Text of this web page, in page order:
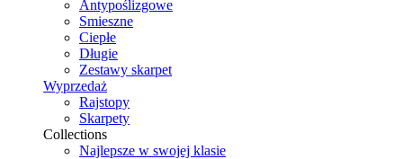
Antypoślizgowe
Smieszne
Ciepłe
Długie
Zestawy skarpet
Wyprzedaż
Rajstopy
Skarpety
Collections
Najlepsze w swojej klasie